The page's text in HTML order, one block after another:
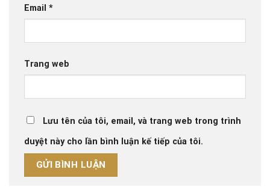
Email *
Trang web
Lưu tên của tôi, email, và trang web trong trình
duyệt này cho lần bình luận kế tiếp của tôi.